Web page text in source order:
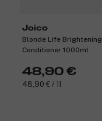
Joico
Blonde Life Brightening
Conditioner 1000ml
48,90 €
48,90 € / 1l